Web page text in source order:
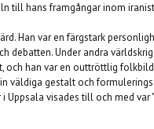
till hans framgångar inom
Han var en färgstark
debatten. Under andra
och han var en outtröttlig
väldiga gestalt och
Uppsala visades till och med var